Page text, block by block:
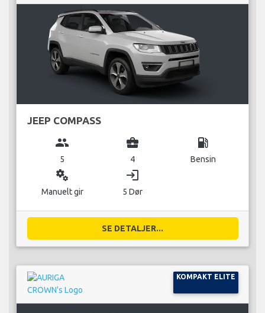
JEEP COMPASS
group
5
business_center
4
local_gas_station
Bensin
miscellaneous_services
Manuelt gir
login
5 Dør
SE DETALJER...
KOMPAKT ELITE